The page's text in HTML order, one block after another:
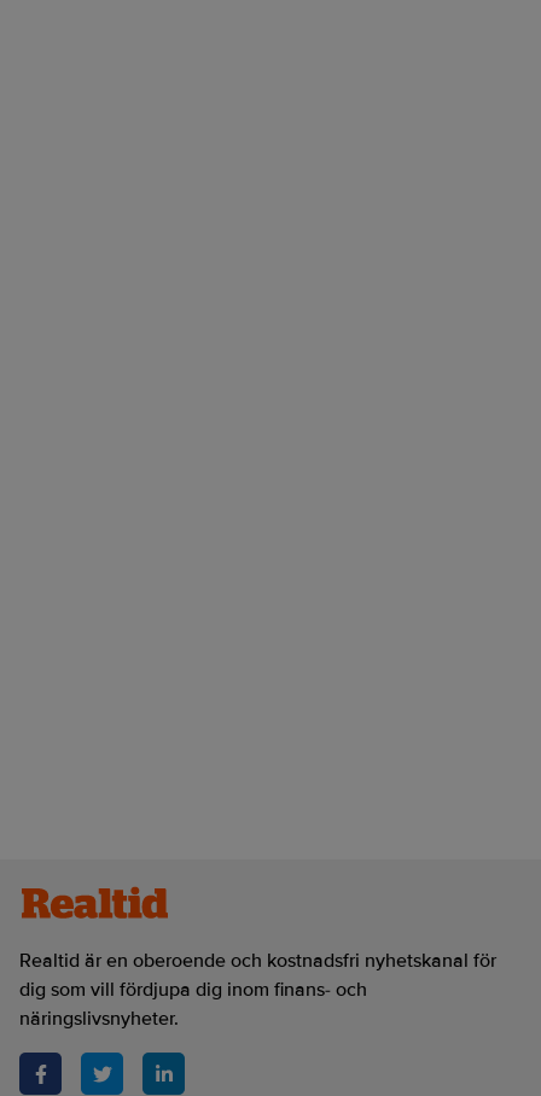
Realtid är en oberoende och kostnadsfri nyhetskanal för
dig som vill fördjupa dig inom finans- och
näringslivsnyheter.